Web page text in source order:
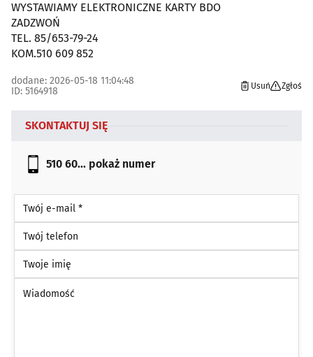
WYSTAWIAMY ELEKTRONICZNE KARTY BDO
ZADZWOŃ
TEL. 85/653-79-24
KOM.510 609 852
dodane: 2026-05-18 11:04:48
ID: 5164918
Usuń Zgłoś
SKONTAKTUJ SIĘ
510 60... pokaż numer
Twój e-mail *
Twój telefon
Twoje imię